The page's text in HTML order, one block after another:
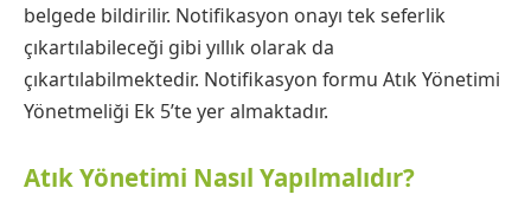
belgede bildirilir. Notifikasyon onayı tek seferlik
çıkartılabileceği gibi yıllık olarak da
çıkartılabilmektedir. Notifikasyon formu Atık Yönetimi
Yönetmeliği Ek 5’te yer almaktadır.
Atık Yönetimi Nasıl Yapılmalıdır?